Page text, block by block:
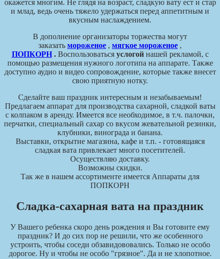
окажется многим. Не глядя на возраст, сладкую вату ест и стар
и млад, ведь очень тяжело удержаться перед аппетитным и
вкусным наслаждением.
В дополнение организаторы торжества могут
заказать мороженое , мягкое мороженое ,
ПОПКОРН.Воспользоваться услогойнашей рекламой, с
помощью размещения нужного логотипа на аппарате. Также
доступно аудио и видео сопровождение, которые также внесет
свою приятную нотку.
Сделайте ваш праздник интересным и незабываемым!
Предлагаем аппарат для производства сахарной, сладкой ваты
с колпаком в аренду. Имеется все необходимое, в т.ч. палочки,
перчатки, специальный сахар со вкусом жевательной резинки,
клубники, винограда и банана.
Выставки, открытие магазина, кафе и т.п. - готовящаяся
сладкая вата привлекает много посетителей.
Осуществляю доставку.
Возможны скидки.
Так же в нашем ассортименте имеется Аппараты для
ПОПКОРН
Сладка-сахарная вата на праздник
У Вашего ребенка скоро день рождения и Вы готовите ему
праздник? И до сих пор не решили, что же особенного
устроить, чтобы соседи обзавидововались. Только не особо
дорогое. Ну и чтобы не особо "грязное". Да и не хлопотное.